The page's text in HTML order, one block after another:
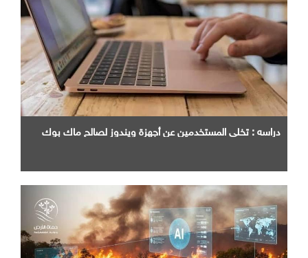
دراسه : تخلي المستخدمين عن أجهزة ويندوز لصالح ماك بوك